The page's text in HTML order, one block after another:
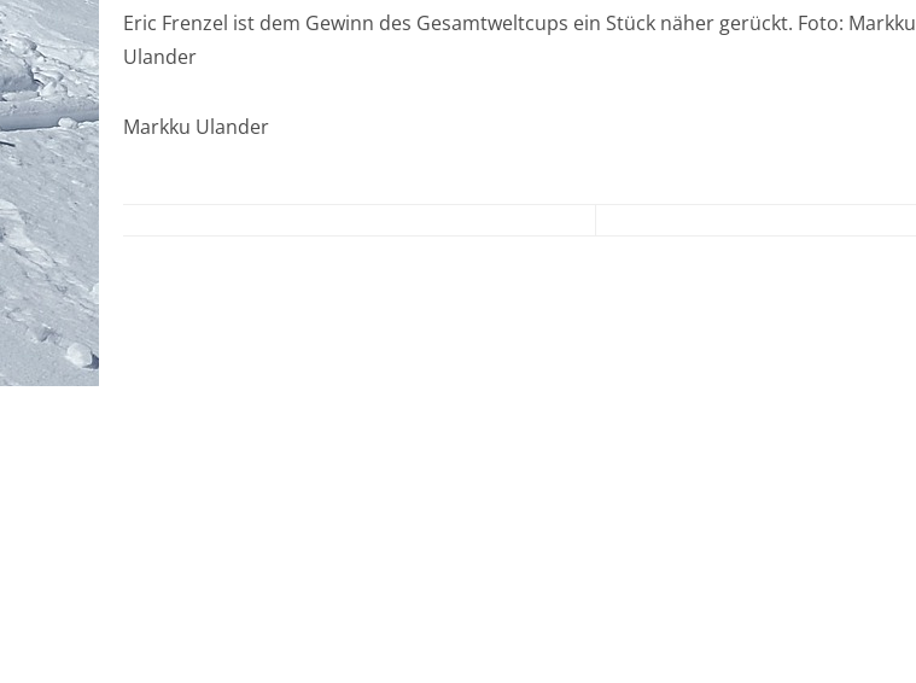
Eric Frenzel ist dem Gewinn des Gesamtweltcups ein Stück näher gerückt. Foto: Markku
Ulander
Markku Ulander